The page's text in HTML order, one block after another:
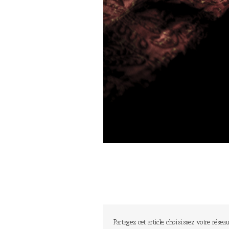
Partagez cet article, choisissez votre